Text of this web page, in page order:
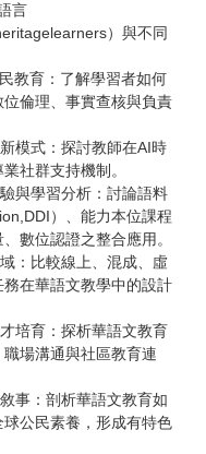
言
）與不同
教育：了解學習者如何
倫理、事實查核與負責
模式：探討教師在AI時
社群支持機制。
與學習分析：討論語料
）、能力本位課程
數位認證之整合應用。
：比較線上、混成、虛
在華語文教學中的設計
培育：探析華語文教育
場溝通與社區教育連
事：剖析華語文教育如
公民素養，形成有特色